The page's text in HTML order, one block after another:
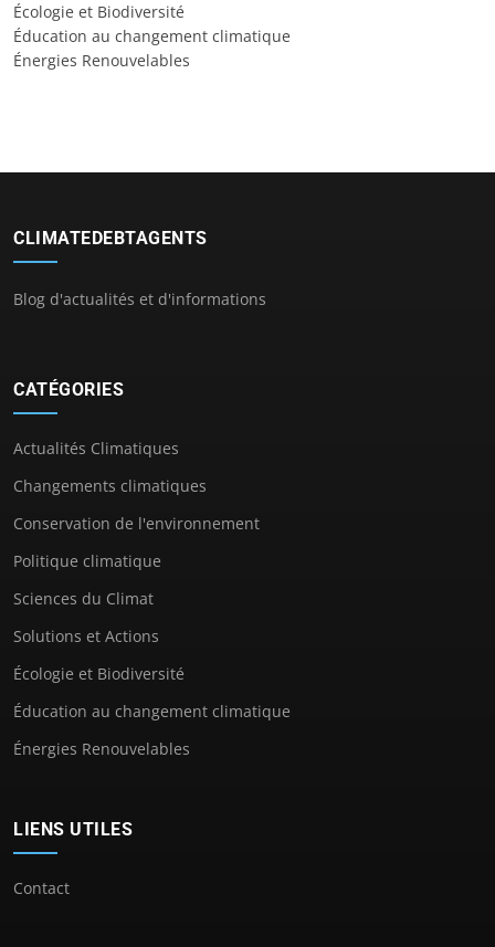
Écologie et Biodiversité
Éducation au changement climatique
Énergies Renouvelables
CLIMATEDEBTAGENTS
Blog d'actualités et d'informations
CATÉGORIES
Actualités Climatiques
Changements climatiques
Conservation de l'environnement
Politique climatique
Sciences du Climat
Solutions et Actions
Écologie et Biodiversité
Éducation au changement climatique
Énergies Renouvelables
LIENS UTILES
Contact